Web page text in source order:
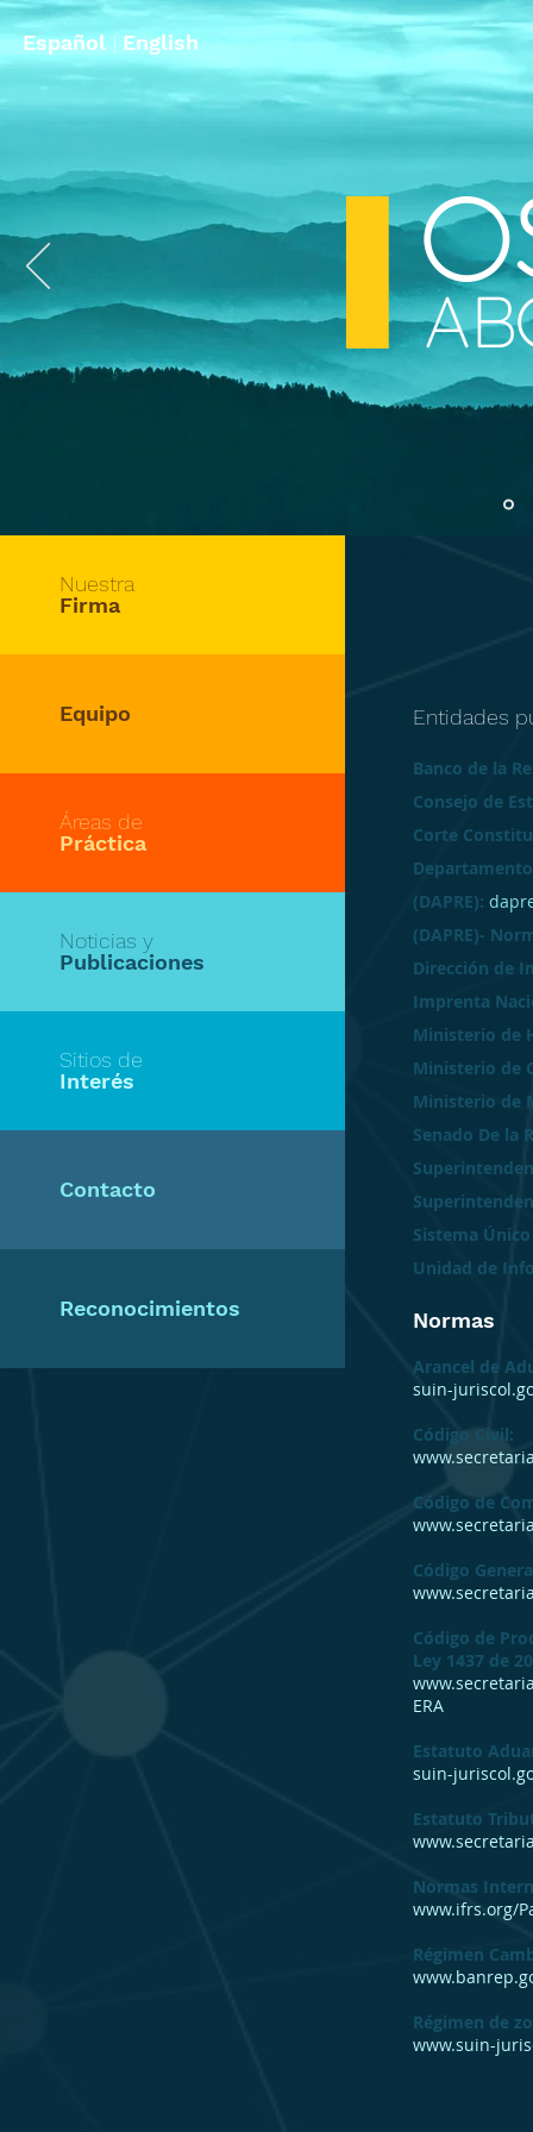
Español | English
Entidades
Banco de la
Consejo de
Corte
(DAPRE):
(DAPRE)-
Dirección de
Imprenta
Ministerio de
Ministerio de
Ministerio de
Senado De la
Sistema
Unidad de
Normas
Arancel de
suin-
Código Civil:
Código de
Código
Código de
Ley 1437 de
ERA
Estatuto
suin-
Estatuto
Normas
www.ifrs.org/
Régimen
Régimen de
www.suin-
Nuestra
Firma
Equipo
Áreas de
Práctica
Noticias y
Publicaciones
Sitios de
Interés
Contacto
Reconocimientos